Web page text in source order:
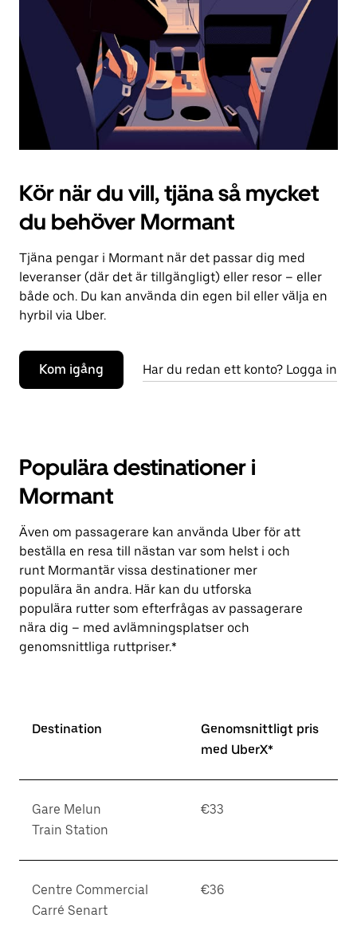
kalendern.
Kör när du vill, tjäna så mycket
du behöver Mormant
Tjäna pengar i Mormant när det passar dig med
leveranser (där det är tillgängligt) eller resor – eller
både och. Du kan använda din egen bil eller välja en
hyrbil via Uber.
Kom igång Har du redan ett konto? Logga in
Populära destinationer i
Mormant
Även om passagerare kan använda Uber för att
beställa en resa till nästan var som helst i och
runt Mormantär vissa destinationer mer
populära än andra. Här kan du utforska
populära rutter som efterfrågas av passagerare
nära dig – med avlämningsplatser och
genomsnittliga ruttpriser.*
Destination
Genomsnittligt pris
med UberX*
Gare Melun
Train Station
€33
Centre Commercial
Carré Senart
€36